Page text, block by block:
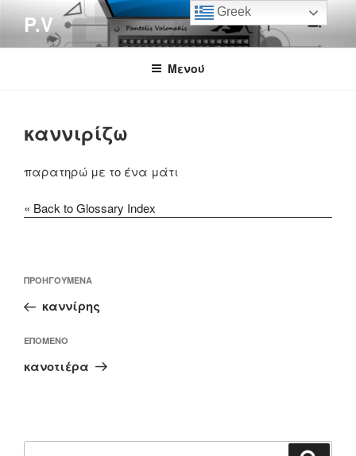
περιεχόμενο
P.V
Μενού
καννιρίζω
παρατηρώ με το ένα μάτι
« Back to Glossary Index
άρθρων
Προηγούμενο
άρθρο
ΠΡΟΗΓΟΎΜΕΝΑ
καννίρης
Επόμενο
άρθρο
ΕΠΌΜΕΝΟ
κανοτιέρα
Greek